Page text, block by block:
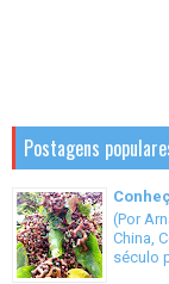
Postagens
(Por
China,
século